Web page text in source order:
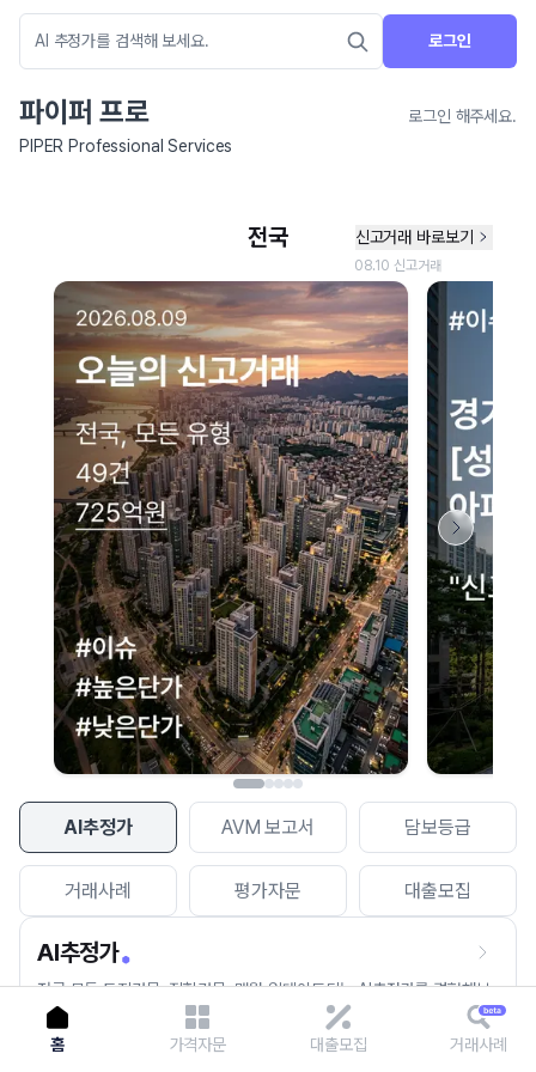
로그인
파이퍼 프로
로그인 해주세요.
PIPER Professional Services
AI추정가 AVM 보고서 담보등급
거래사례 평가자문 대출모집
AI추정가
전국 모든 토지건물, 집합건물, 매월 업데이트되는 AI추정가를 경험해보
세요.
네이버 지도 연결 안내
현재 네이버 지도 연결이 원활하지 않아 지도를 불러올 수 없습니다.
이용에 불편을 드려 죄송합니다.
다시 시도
홈 가격자문 대출모집 거래사례